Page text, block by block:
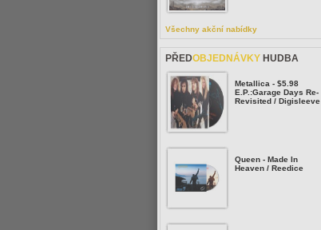
Všechny akční nabídky
PŘEDOBJEDNÁVKY HUDBA
Metallica - $5.98
E.P.:Garage Days Re-
Revisited / Digisleeve
Queen - Made In
Heaven / Reedice